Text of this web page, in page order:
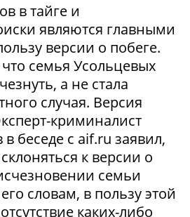
в тайге и
являются главными
версии о побеге.
семья Усольцевых
а не стала
случая. Версия
криминалист
беседе с aif.ru заявил,
к версии о
семьи
словам, в пользу этой
каких-либо